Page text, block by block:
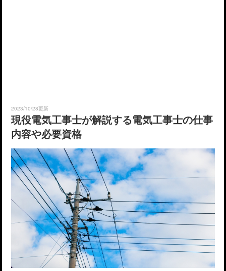
2023/10/28更新
現役電気工事士が解説する電気工事士の仕事
内容や必要資格